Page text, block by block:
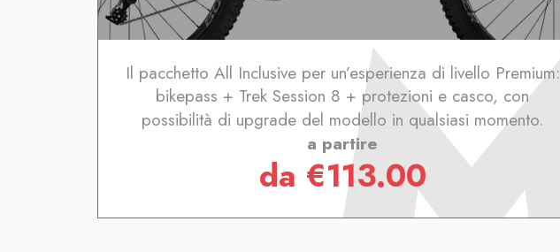
Il pacchetto All Inclusive per un’esperienza di livello Premium:
bikepass + Trek Session 8 + protezioni e casco, con
possibilità di upgrade del modello in qualsiasi momento.
a partire
da €113.00